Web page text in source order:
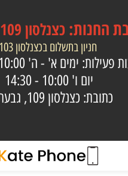
החנות: כצנלסון 109, גבעתיים
חניון בתשלום בכצנלסון 103
פעילות: ימים א' - ה' - 18:30
יום ו' 10:00 - 14:30
כתובת: כצנלסון 109, גבעתיים